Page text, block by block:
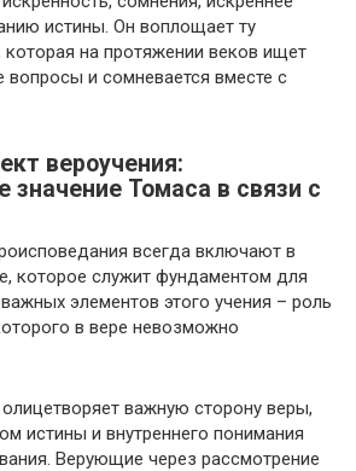
истины. Он воплощает ту
которая на протяжении веков ищет
и сомневается вместе с
вероучения:
значение Томаса в связи с
всегда включают в
которое служит фундаментом для
элементов этого учения – роль
в вере невозможно
важную сторону веры,
истины и внутреннего понимания
Верующие через рассмотрение